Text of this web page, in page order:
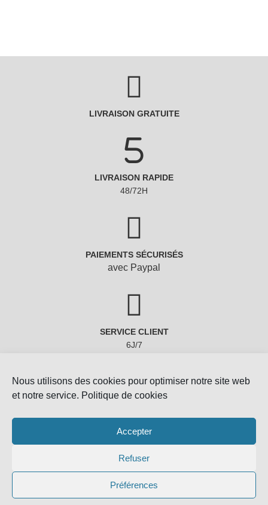
Nous utilisons des cookies pour optimiser notre site web
et notre service. Politique de cookies
Accepter
Refuser
Préférences
LIVRAISON GRATUITE
LIVRAISON RAPIDE
48/72H
PAIEMENTS SÉCURISÉS
avec Paypal
SERVICE CLIENT
6J/7
Copyright © 2022 - Gemmes-Naturelles